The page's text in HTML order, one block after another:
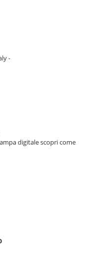
-
digitale scopri come